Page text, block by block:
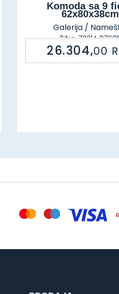
Komoda sa 9
62x80x38cm
Galerija /
Šifra: 72214
26.304,00